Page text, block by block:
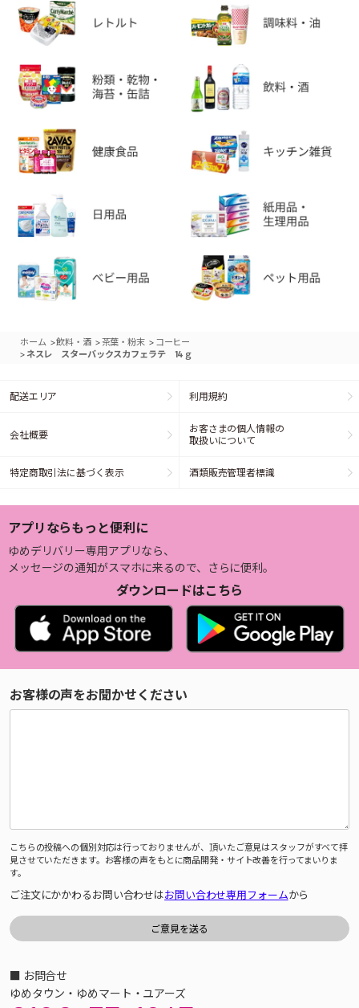
ホーム >飲料・酒 >茶葉・粉末 > コーヒー
> ネスレ スターバックスカフェラテ 14ｇ
配送エリア 利用規約
会社概要
お客さまの個人情報の
取扱いについて
特定商取引法に基づく表示 酒類販売管理者標識
アプリならもっと便利に
ゆめデリバリー専用アプリなら、
メッセージの通知がスマホに来るので、さらに便利。
ダウンロードはこちら
お客様の声をお聞かせください
こちらの投稿への個別対応は行っておりませんが、頂いたご意見はスタッフがすべて拝
見させていただきます。お客様の声をもとに商品開発・サイト改善を行ってまいりま
す。
ご注文にかかわるお問い合わせはお問い合わせ専用フォームから
■ お問合せ
ゆめタウン・ゆめマート・ユアーズ